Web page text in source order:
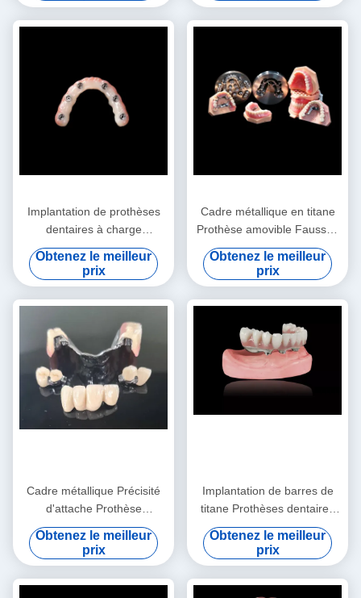
Implantation de prothèses
dentaires à charge
immédiate
Obtenez le meilleur
prix
Cadre métallique en titane
Prothèse amovible Fausses
dents sur mesure
Obtenez le meilleur
prix
Cadre métallique Précisité
d'attache Prothèse
surdentée Prothèse dentaire
amovible
Obtenez le meilleur
prix
Implantation de barres de
titane Prothèses dentaires
amovibles Barres de titane
en alliage Prothèses en
surdent
Obtenez le meilleur
prix